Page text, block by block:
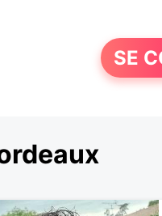
SE